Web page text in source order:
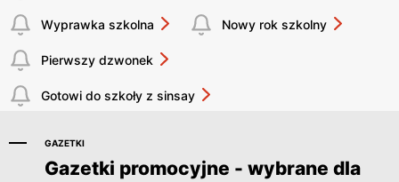
Wyprawka szkolna Nowy rok szkolny
Pierwszy dzwonek
Gotowi do szkoły z sinsay
GAZETKI
Gazetki promocyjne - wybrane dla